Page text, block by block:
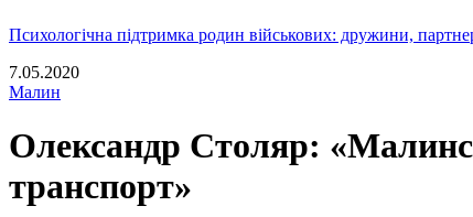
Психологічна підтримка родин військових: дружини,
7.05.2020
Малин
Олександр Столяр:
транспорт»